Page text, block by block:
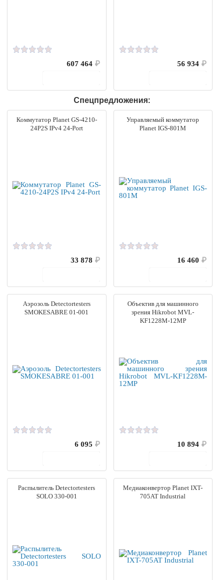
607 464 ₽
56 934 ₽
Спецпредложения:
Коммутатор Planet GS-4210-
24P2S IPv4 24-Port
33 878 ₽
Управляемый коммутатор
Planet IGS-801M
16 460 ₽
Аэрозоль Detectortesters
SMOKESABRE 01-001
6 095 ₽
Объектив для машинного
зрения Hikrobot MVL-
KF1228M-12MP
10 894 ₽
Распылитель Detectortesters
SOLO 330-001
Медиаконвертор Planet IXT-
705AT Industrial